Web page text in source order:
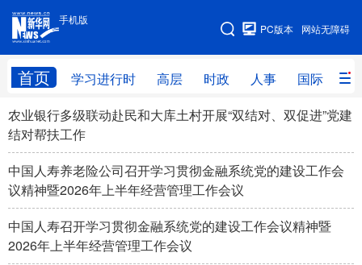
手机版
网站无障碍
PC版本
首页 学习进行时 高层 时政 人事 国际 财
手机版
网站地图
学习进行时 高层 时政 人事
国际 财经 网评 港澳
台湾 思客智库 全球连线
科技 科创 量子 体育
文化 书画
农业银行多级联动赴民和大库土村开展“双结对、双促进”党建
结对帮扶工作
中国人寿养老险公司召开学习贯彻金融系统党的建设工作会
议精神暨2026年上半年经营管理工作会议
中国人寿召开学习贯彻金融系统党的建设工作会议精神暨
2026年上半年经营管理工作会议